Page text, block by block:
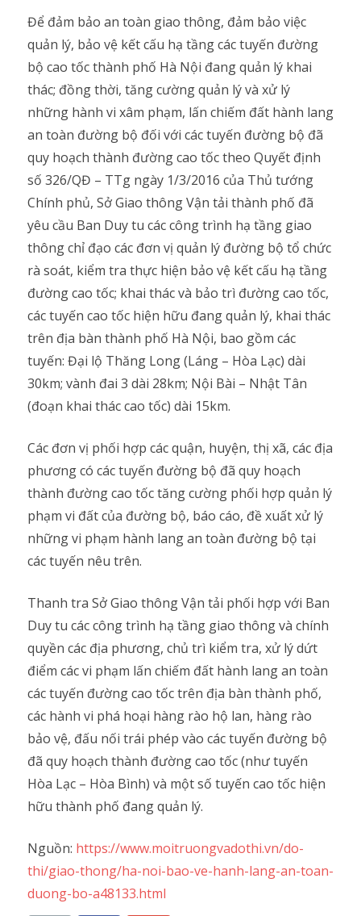
Để đảm bảo an toàn giao thông, đảm bảo việc
quản lý, bảo vệ kết cấu hạ tầng các tuyến đường
bộ cao tốc thành phố Hà Nội đang quản lý khai
thác; đồng thời, tăng cường quản lý và xử lý
những hành vi xâm phạm, lấn chiếm đất hành lang
an toàn đường bộ đối với các tuyến đường bộ đã
quy hoạch thành đường cao tốc theo Quyết định
số 326/QĐ – TTg ngày 1/3/2016 của Thủ tướng
Chính phủ, Sở Giao thông Vận tải thành phố đã
yêu cầu Ban Duy tu các công trình hạ tầng giao
thông chỉ đạo các đơn vị quản lý đường bộ tổ chức
rà soát, kiểm tra thực hiện bảo vệ kết cấu hạ tầng
đường cao tốc; khai thác và bảo trì đường cao tốc,
các tuyến cao tốc hiện hữu đang quản lý, khai thác
trên địa bàn thành phố Hà Nội, bao gồm các
tuyến: Đại lộ Thăng Long (Láng – Hòa Lạc) dài
30km; vành đai 3 dài 28km; Nội Bài – Nhật Tân
(đoạn khai thác cao tốc) dài 15km.
Các đơn vị phối hợp các quận, huyện, thị xã, các địa
phương có các tuyến đường bộ đã quy hoạch
thành đường cao tốc tăng cường phối hợp quản lý
phạm vi đất của đường bộ, báo cáo, đề xuất xử lý
những vi phạm hành lang an toàn đường bộ tại
các tuyến nêu trên.
Thanh tra Sở Giao thông Vận tải phối hợp với Ban
Duy tu các công trình hạ tầng giao thông và chính
quyền các địa phương, chủ trì kiểm tra, xử lý dứt
điểm các vi phạm lấn chiếm đất hành lang an toàn
các tuyến đường cao tốc trên địa bàn thành phố,
các hành vi phá hoại hàng rào hộ lan, hàng rào
bảo vệ, đấu nối trái phép vào các tuyến đường bộ
đã quy hoạch thành đường cao tốc (như tuyến
Hòa Lạc – Hòa Bình) và một số tuyến cao tốc hiện
hữu thành phố đang quản lý.
Nguồn: https://www.moitruongvadothi.vn/do-
thi/giao-thong/ha-noi-bao-ve-hanh-lang-an-toan-
duong-bo-a48133.html